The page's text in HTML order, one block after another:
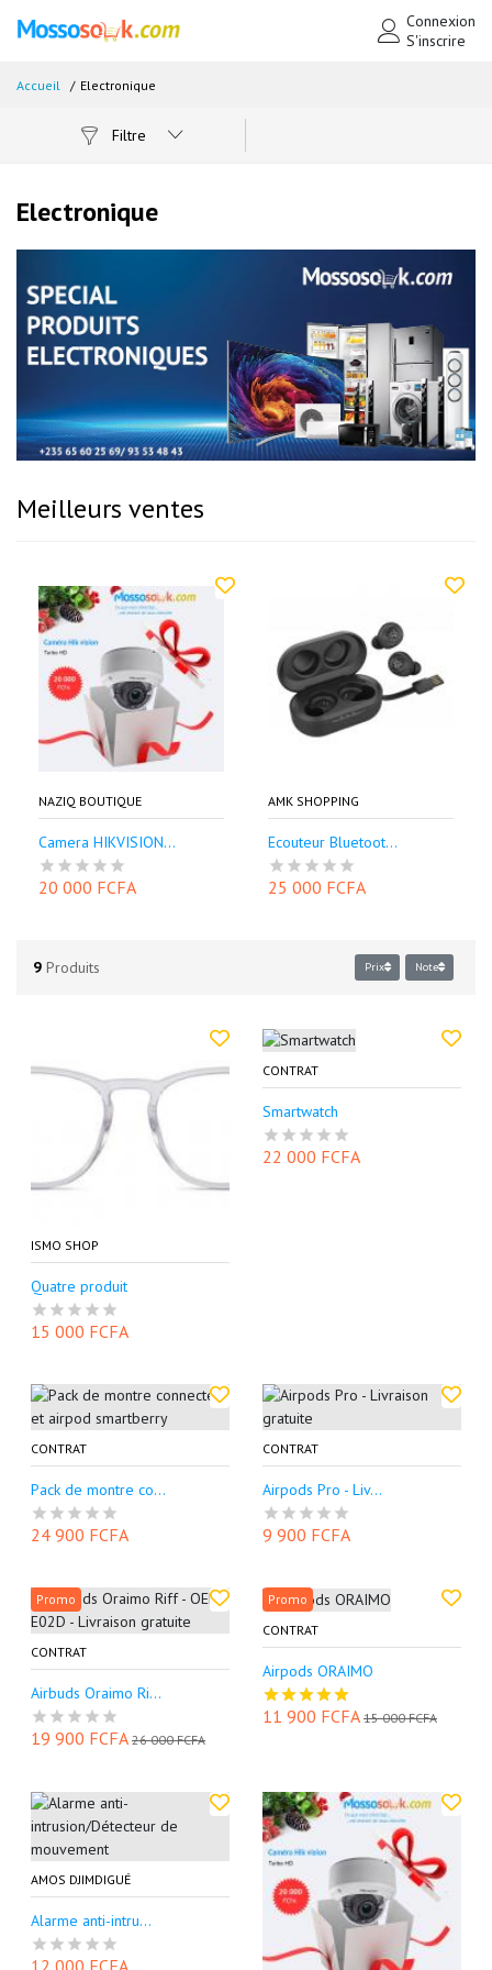
Connexion
S'inscrire
Accueil Electronique
Filtre
Electronique
Meilleurs ventes
NAZIQ BOUTIQUE
Camera HIKVISION...
20 000 FCFA
AMK SHOPPING
Ecouteur Bluetoot...
25 000 FCFA
9 Produits Prix Note
ISMO SHOP
Quatre produit
15 000 FCFA
CONTRAT
Smartwatch
22 000 FCFA
CONTRAT
Pack de montre co...
24 900 FCFA
CONTRAT
Airpods Pro - Liv...
9 900 FCFA
Promo
CONTRAT
Airbuds Oraimo Ri...
19 900 FCFA 26 000 FCFA
Promo
CONTRAT
Airpods ORAIMO
11 900 FCFA 15 000 FCFA
AMOS DJIMDIGUÉ
Alarme anti-intru...